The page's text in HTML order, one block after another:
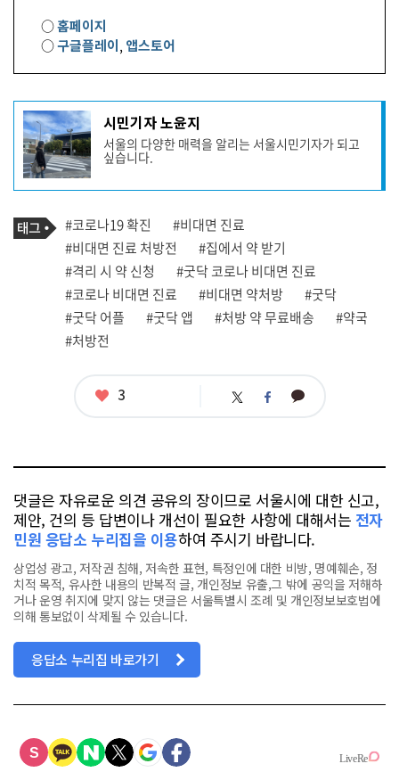
○홈페이지
○구글플레이,앱스토어
기
사
작
성
자
프
필
시민기자 노윤지
서울의 다양한 매력을 알리는 서울시민기자가 되고
싶습니다.
기
사
관
련
태
그
태
그
#코로나19 확진
#비대면 진료
#비대면 진료 처방전
#집에서 약 받기
#격리 시 약 신청
#굿닥 코로나 비대면 진료
#코로나 비대면 진료
#비대면 약처방
#굿닥
#굿닥 어플
#굿닥 앱 #처방 약 무료배송
#약국
#처방전
좋
3 트 페 카
댓글은 자유로운 의견 공유의 장이므로 서울시에 대한 신고,
제안, 건의 등 답변이나 개선이 필요한 사항에 대해서는 전자
민원 응답소 누리집을 이용하여 주시기 바랍니다.
상업성 광고, 저작권 침해, 저속한 표현, 특정인에 대한 비방, 명예훼손, 정
치적 목적, 유사한 내용의 반복적 글, 개인정보 유출,그 밖에 공익을 저해하
거나 운영 취지에 맞지 않는 댓글은 서울특별시 조례 및 개인정보보호법에
의해 통보없이 삭제될 수 있습니다.
응답소 누리집 바로가기